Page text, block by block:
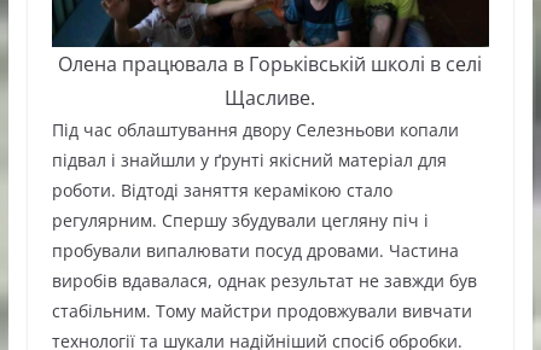
Олена працювала в Горьківській школі в селі
Щасливе.
Під час облаштування двору Селезньови копали
підвал і знайшли у ґрунті якісний матеріал для
роботи. Відтоді заняття керамікою стало
регулярним. Спершу збудували цегляну піч і
пробували випалювати посуд дровами. Частина
виробів вдавалася, однак результат не завжди був
стабільним. Тому майстри продовжували вивчати
технології та шукали надійніший спосіб обробки.